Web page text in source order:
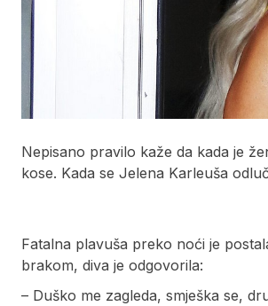
Nepisano pravilo kaže da kada je
kose. Kada se Jelena Karleuša
Fatalna plavuša preko noći je
brakom, diva je odgovorila:
– Duško me zagleda, smješka se,